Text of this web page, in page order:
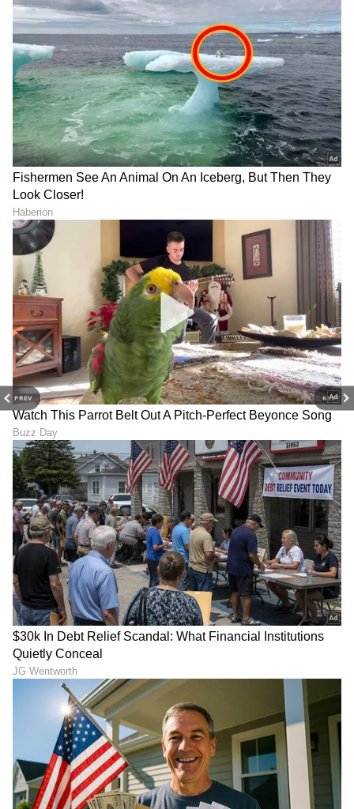
PREV NEXT
ತುಲಾ
ಈ ರಾಶಿಚಕ್ರದ ಅದೃಷ್ಟ ಸ್ಥಾನದಲ್ಲಿ ಶುಭ ಬುಧನ
ಸಂಚಾರದಿಂದಾಗಿ, ವೃತ್ತಿ ಮತ್ತು ಉದ್ಯೋಗಗಳಲ್ಲಿ ಉತ್ಕೃಷ್ಟತೆ
ಕಂಡುಬರುತ್ತದೆ. ವ್ಯವಹಾರ ಕೌಶಲ್ಯಗಳು ಹೆಚ್ಚಾಗುತ್ತವೆ.
ನಿರುದ್ಯೋಗಿಗಳು ಉತ್ತಮ ಉದ್ಯೋಗದಲ್ಲಿ ಸ್ಥಿರತೆಯನ್ನು
ಪಡೆಯುತ್ತಾರೆ. ವಿದೇಶ ಪ್ರಯಾಣ ಮತ್ತು ವಿದೇಶ
ಉದ್ಯೋಗಕ್ಕೆ ಸಂಬಂಧಿಸಿದ ಅಡೆತಡೆಗಳು ದೂರವಾಗುತ್ತವೆ.
ಉನ್ನತ ಶಿಕ್ಷಣದ ಅವಕಾಶಗಳು ಸುಧಾರಿಸುತ್ತವೆ. ಐಟಿ
ವಲಯಕ್ಕೆ ಅವಕಾಶಗಳು ಹೆಚ್ಚಾಗುತ್ತವೆ. ಪಿತೃಪ್ರಧಾನ
ಕುಟುಂಬವು ಆರ್ಥಿಕವಾಗಿ ಮತ್ತು ಆಸ್ತಿಯ ವಿಷಯದಲ್ಲಿ
ಹೆಚ್ಚಿನ ಲಾಭವನ್ನು ಪಡೆಯುತ್ತದೆ.
6
Image Credit : Asianet News
ಧನು ರಾಶಿ
ಈ ರಾಶಿಯ ಏಳನೇ ಮನೆಯಲ್ಲಿ ಬುಧನ ಸಂಚಾರದಿಂದಾಗಿ,
ಈ ರಾಶಿಯ ಜನರಿಗೆ ಭದ್ರ ಮಹಾ ಪುರುಷ ಯೋಗವಿದೆ. ಇದು
ಅವರ ರಾಜಕೀಯ ಪ್ರಭಾವವನ್ನು ಹೆಚ್ಚಿಸುತ್ತದೆ. ಅವರು ತಮ್ಮ